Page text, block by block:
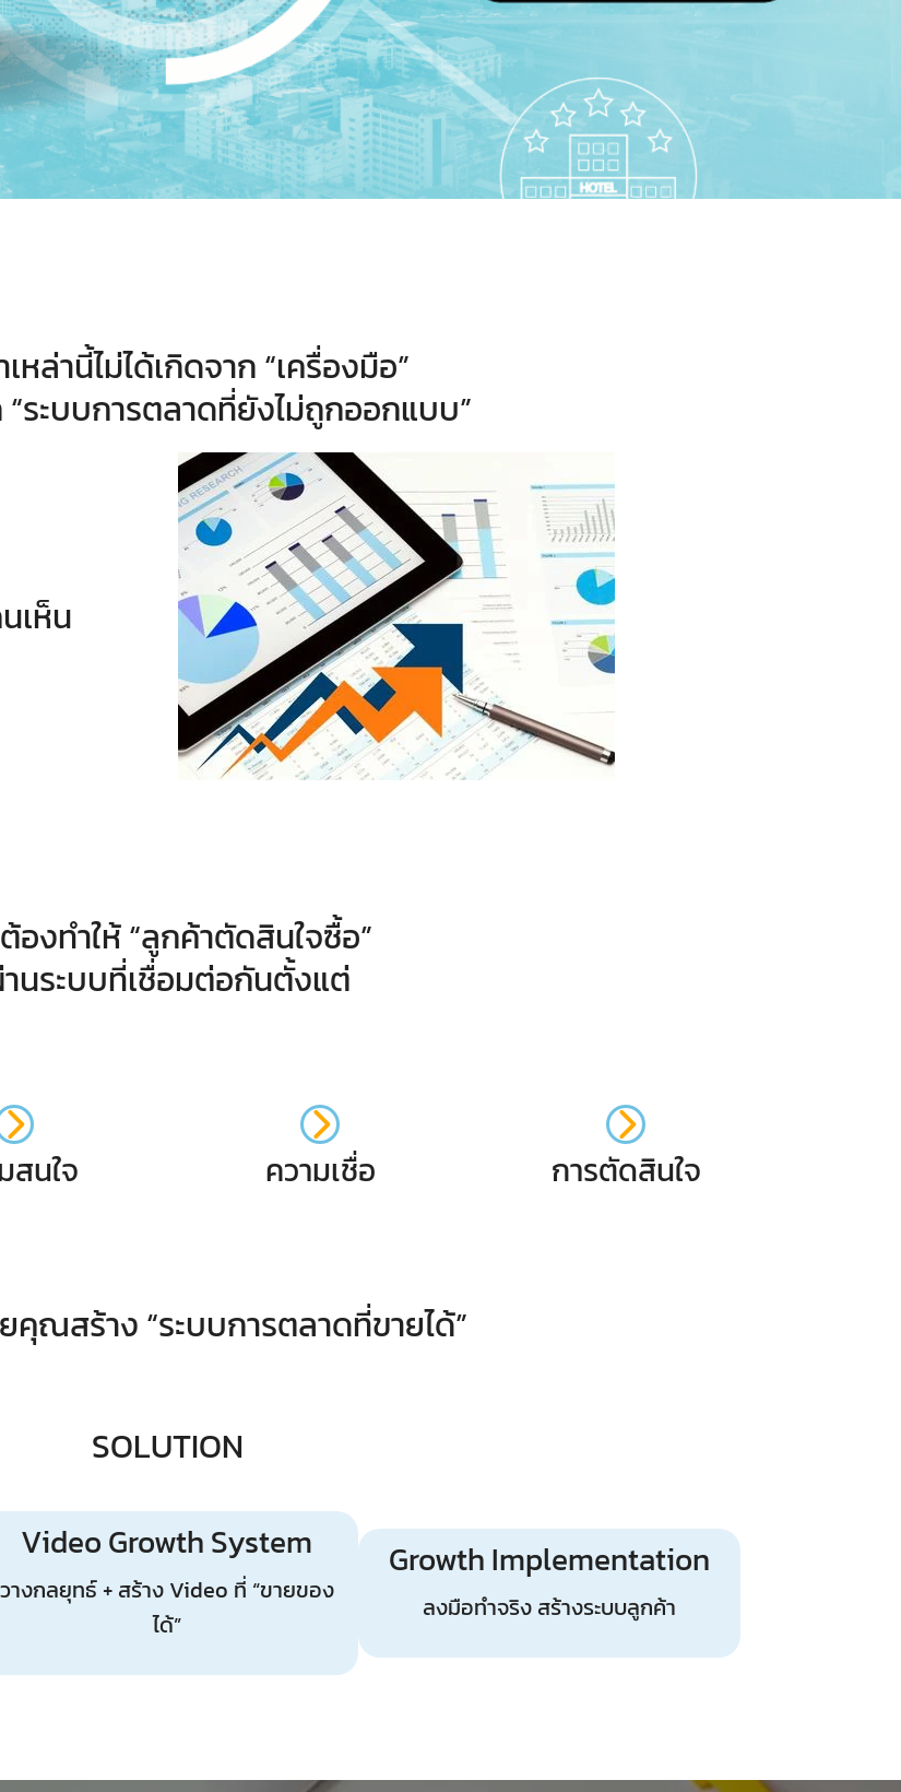
ล่านี้ไม่ได้เกิดจาก “เครื่องมือ”
“ระบบการตลาดที่ยังไม่ถูกออกแบบ”
เห็น
องทำให้ “ลูกค้าตัดสินใจซื้อ”
นระบบที่เชื่อมต่อกันตั้งแต่
สนใจ ความเชื่อ การตัดสินใจ
คุณสร้าง “ระบบการตลาดที่ขายได้”
SOLUTION
Video Growth System
วางกลยุทธ์ + สร้าง Video ที่ “ขายของ
ได้”
Growth Implementation
ลงมือทำจริง สร้างระบบลูกค้า